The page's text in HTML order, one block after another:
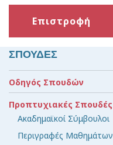
Επιστροφή
ΣΠΟΥΔΕΣ
Οδηγός Σπουδών
Προπτυχιακές Σπουδές
Ακαδημαϊκοί Σύμβουλοι
Περιγραφές Μαθημάτων